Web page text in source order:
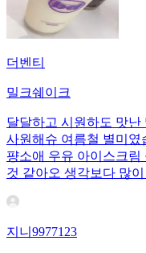
더벤티
밀크쉐이크
달달하고 시원하도 맛
사원해슈 여름철 별미
퍙소애 우유 아이스크림
것 같아오 생각보다 많
지니9977123